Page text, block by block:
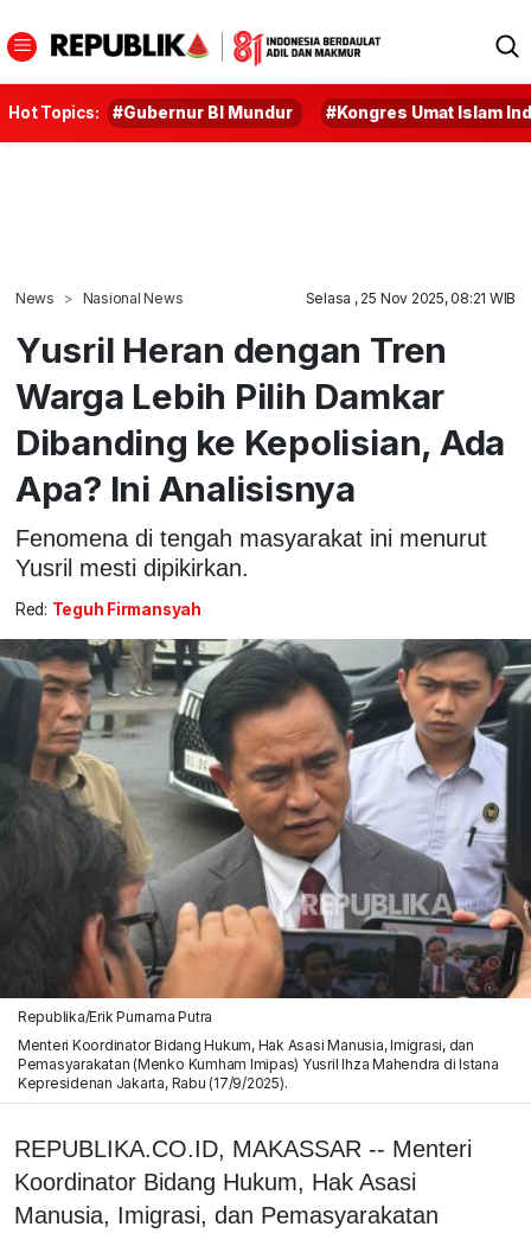
Hot Topics: #Gubernur BI Mundur #Kongres Umat Islam
News Nasional News Selasa , 25 Nov 2025, 08:21 WIB
Yusril Heran dengan Tren
Warga Lebih Pilih Damkar
Dibanding ke Kepolisian, Ada
Apa? Ini Analisisnya
Fenomena di tengah masyarakat ini menurut
Yusril mesti dipikirkan.
Red: Teguh Firmansyah
Republika/Erik Purnama Putra
Menteri Koordinator Bidang Hukum, Hak Asasi Manusia, Imigrasi, dan
Pemasyarakatan (Menko Kumham Imipas) Yusril Ihza Mahendra di Istana
Kepresidenan Jakarta, Rabu (17/9/2025).
REPUBLIKA.CO.ID, MAKASSAR -- Menteri
Koordinator Bidang Hukum, Hak Asasi
Manusia, Imigrasi, dan Pemasyarakatan